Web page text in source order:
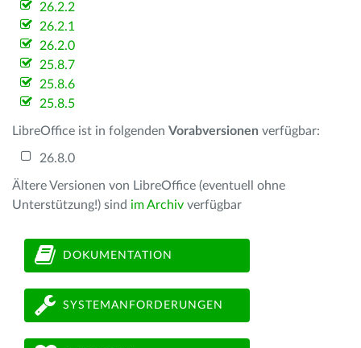
26.2.2
26.2.1
26.2.0
25.8.7
25.8.6
25.8.5
LibreOffice ist in folgenden Vorabversionen verfügbar:
26.8.0
Ältere Versionen von LibreOffice (eventuell ohne
Unterstützung!) sind im Archiv verfügbar
DOKUMENTATION
SYSTEMANFORDERUNGEN